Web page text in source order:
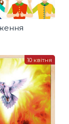
10 квітня